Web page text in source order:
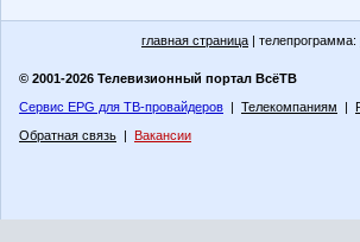
главная страница | телепрограмма:
© 2001-2026 Телевизионный портал ВсёТВ
Сервис EPG для ТВ-провайдеров | Телекомпаниям |
Обратная связь | Вакансии